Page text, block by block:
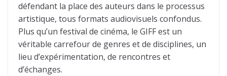
défendant la place des auteurs dans le processus
artistique, tous formats audiovisuels confondus.
Plus qu’un festival de cinéma, le GIFF est un
véritable carrefour de genres et de disciplines, un
lieu d’expérimentation, de rencontres et
d’échanges.